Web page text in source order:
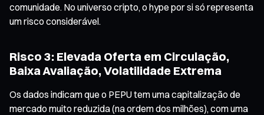
comunidade. No universo cripto, o hype por si só representa
um risco considerável.
Risco 3: Elevada Oferta em Circulação,
Baixa Avaliação, Volatilidade Extrema
Os dados indicam que o PEPU tem uma capitalização de
mercado muito reduzida (na ordem dos milhões), com uma